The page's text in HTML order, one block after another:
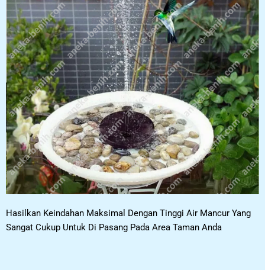
Hasilkan Keindahan Maksimal Dengan Tinggi Air Mancur Yang
Sangat Cukup Untuk Di Pasang Pada Area Taman Anda